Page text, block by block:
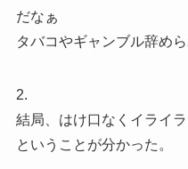
だなぁ
タバコやギャンブル辞め
2.
結局、はけ口なくイライ
ということが分かった。